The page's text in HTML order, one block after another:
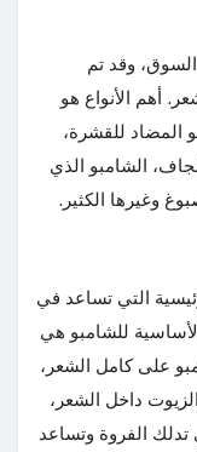
السوق، وقد تم
أهم الأنواع هو
المضاد للقشرة،
الشامبو الذي
وغيرها الكثير.
التي تساعد في
للشامبو هي
على كامل الشعر،
داخل الشعر،
تدلك الفروة وتساعد